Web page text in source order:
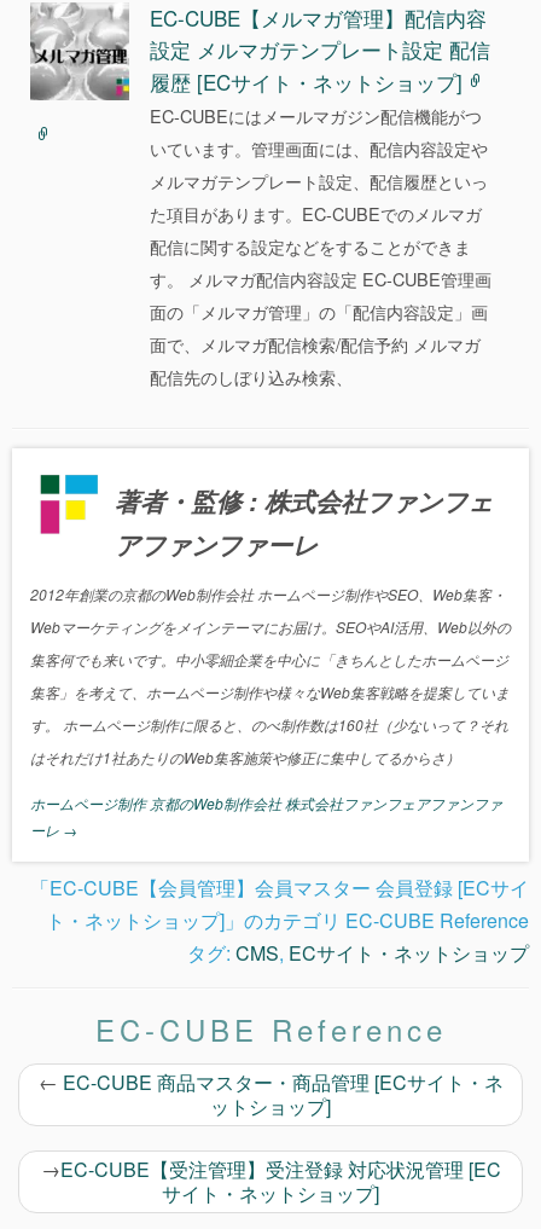
EC-CUBE【メルマガ管理】配信内容
設定 メルマガテンプレート設定 配信
履歴 [ECサイト・ネットショップ]
EC-CUBEにはメールマガジン配信機能がつ
いています。管理画面には、配信内容設定や
メルマガテンプレート設定、配信履歴といっ
た項目があります。EC-CUBEでのメルマガ
配信に関する設定などをすることができま
す。 メルマガ配信内容設定 EC-CUBE管理画
面の「メルマガ管理」の「配信内容設定」画
面で、メルマガ配信検索/配信予約 メルマガ
配信先のしぼり込み検索、
著者・監修 : 株式会社ファンフェ
アファンファーレ
2012年創業の京都のWeb制作会社 ホームページ制作やSEO、Web集客・
Webマーケティングをメインテーマにお届け。SEOやAI活用、Web以外の
集客何でも来いです。中小零細企業を中心に「きちんとしたホームページ
集客」を考えて、ホームページ制作や様々なWeb集客戦略を提案していま
す。 ホームページ制作に限ると、のべ制作数は160社（少ないって？それ
はそれだけ1社あたりのWeb集客施策や修正に集中してるからさ）
ホームページ制作 京都のWeb制作会社 株式会社ファンフェアファンファ
ーレ →
「EC-CUBE【会員管理】会員マスター 会員登録 [ECサイ
ト・ネットショップ]」のカテゴリ EC-CUBE Reference
タグ: CMS, ECサイト・ネットショップ
EC-CUBE Reference
← EC-CUBE 商品マスター・商品管理 [ECサイト・ネ
ットショップ]
→EC-CUBE【受注管理】受注登録 対応状況管理 [EC
サイト・ネットショップ]